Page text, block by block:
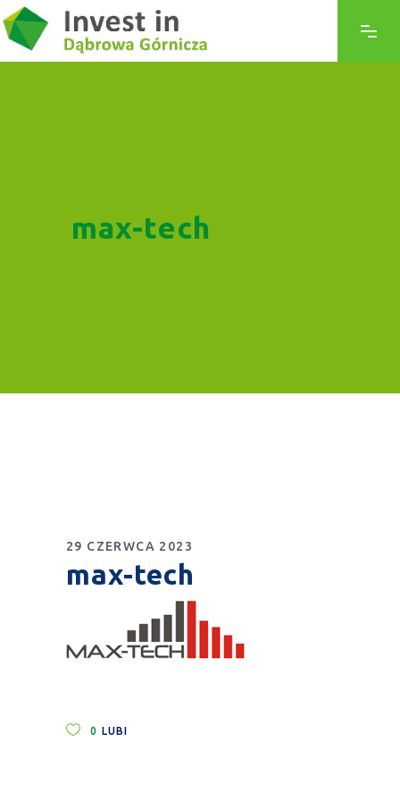
max-tech
29 CZERWCA 2023
max-tech
0 LUBI